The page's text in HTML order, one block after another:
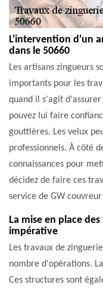
L'intervention d'un
dans le 50660
Les artisans zingueurs
importants pour les
quand il s'agit
pouvez lui faire
gouttières. Les velux
professionnels. À côté
connaissances pour
décidez de faire ces
service de GW couvreur
La mise en place
impérative
Les travaux de
nombre d'opérations.
Ces structures sont